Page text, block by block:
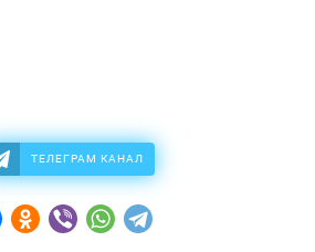
ТЕЛЕГРАМ КАНАЛ